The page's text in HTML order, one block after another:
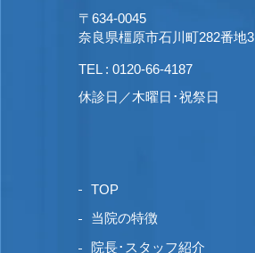
〒634-0045
奈良県橿原市石川町282番地3
TEL : 0120-66-4187
休診日／木曜日･祝祭日
TOP
当院の特徴
院長･スタッフ紹介